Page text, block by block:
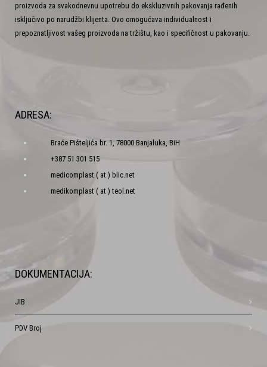
proizvoda za svakodnevnu upotrebu do ekskluzivnih pakovanja rađenih
isključivo po narudžbi klijenta. Ovo omogućava individualnost i
prepoznatljivost vašeg proizvoda na tržištu, kao i specifičnost u pakovanju.
ADRESA:
Braće Pišteljića br. 1, 78000 Banjaluka, BiH
+387 51 301 515
medicomplast ( at ) blic.net
medikomplast ( at ) teol.net
DOKUMENTACIJA:
JIB
PDV Broj